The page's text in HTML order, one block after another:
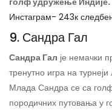
Инстаграм- 243к
9. Сандра Гал
Сандра Гал је немачки
тренутно игра на
Млада Сандра се са
породичних путовања у